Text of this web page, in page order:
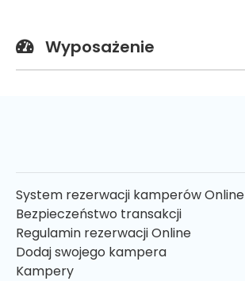
Wyposażenie
System rezerwacji kamperów Online
Bezpieczeństwo transakcji
Regulamin rezerwacji Online
Dodaj swojego kampera
Kampery